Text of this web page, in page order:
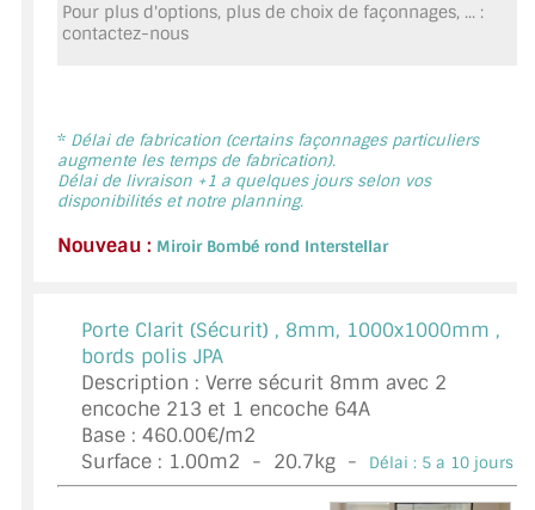
MIROIR PAROI DE DOUCHE
MIROIR ENCADRÉ
VERRE EXTRACLAIR
VERRE TREMPÉ (SÉCURIT)
PAROI DE DOUCHE
VERRE FEUILLETÉ
Pour plus d'options, plus de choix de façonnages, ... :
contactez-nous
* Délai de fabrication (certains façonnages particuliers
augmente les temps de fabrication).
Délai de livraison +1 a quelques jours selon vos
disponibilités et notre planning.
Nouveau : Miroir Bombé rond Interstellar
Porte Clarit (Sécurit) , 8mm, 1000x1000mm ,
bords polis JPA
Description : Verre sécurit 8mm avec 2
encoche 213 et 1 encoche 64A
Base : 460.00€/m2
Surface : 1.00m2 - 20.7kg - Délai : 5 a 10 jours *